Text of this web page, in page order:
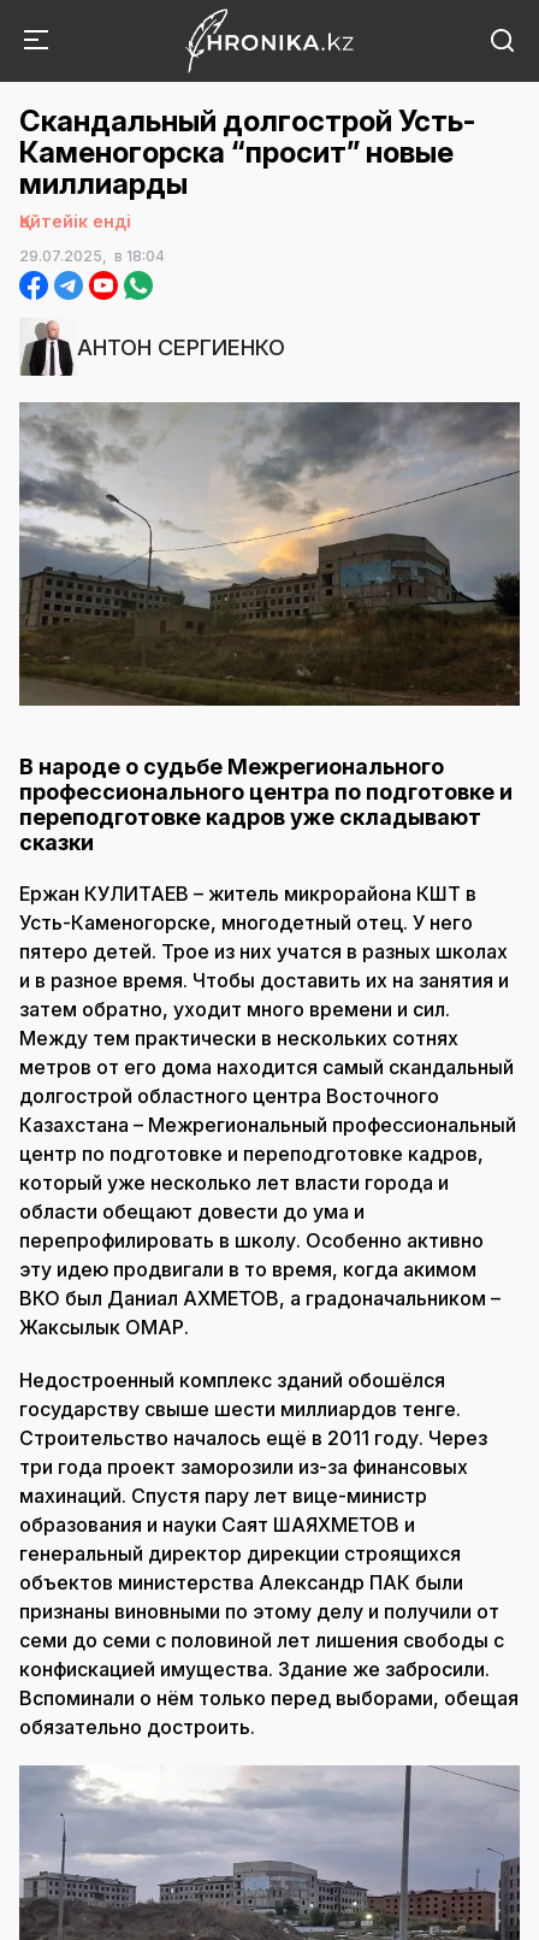
Скандальный долгострой Усть-
Каменогорска “просит” новые
миллиарды
Қайтейік енді
29.07.2025, в 18:04
АНТОН СЕРГИЕНКО
В народе о судьбе Межрегионального
профессионального центра по подготовке и
переподготовке кадров уже складывают
сказки
Ержан КУЛИТАЕВ – житель микрорайона КШТ в
Усть-Каменогорске, многодетный отец. У него
пятеро детей. Трое из них учатся в разных школах
и в разное время. Чтобы доставить их на занятия и
затем обратно, уходит много времени и сил.
Между тем практически в нескольких сотнях
метров от его дома находится самый скандальный
долгострой областного центра Восточного
Казахстана – Межрегиональный профессиональный
центр по подготовке и переподготовке кадров,
который уже несколько лет власти города и
области обещают довести до ума и
перепрофилировать в школу. Особенно активно
эту идею продвигали в то время, когда акимом
ВКО был Даниал АХМЕТОВ, а градоначальником –
Жаксылык ОМАР.
Недостроенный комплекс зданий обошёлся
государству свыше шести миллиардов тенге.
Строительство началось ещё в 2011 году. Через
три года проект заморозили из-за финансовых
махинаций. Спустя пару лет вице-министр
образования и науки Саят ШАЯХМЕТОВ и
генеральный директор дирекции строящихся
объектов министерства Александр ПАК были
признаны виновными по этому делу и получили от
семи до семи с половиной лет лишения свободы с
конфискацией имущества. Здание же забросили.
Вспоминали о нём только перед выборами, обещая
обязательно достроить.